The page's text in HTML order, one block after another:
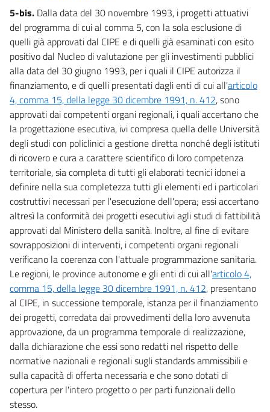
5-bis. Dalla data del 30 novembre 1993, i progetti attuativi
del programma di cui al comma 5, con la sola esclusione di
quelli già approvati dal CIPE e di quelli già esaminati con esito
positivo dal Nucleo di valutazione per gli investimenti pubblici
alla data del 30 giugno 1993, per i quali il CIPE autorizza il
finanziamento, e di quelli presentati dagli enti di cui all'articolo
4, comma 15, della legge 30 dicembre 1991, n. 412, sono
approvati dai competenti organi regionali, i quali accertano che
la progettazione esecutiva, ivi compresa quella delle Università
degli studi con policlinici a gestione diretta nonché degli istituti
di ricovero e cura a carattere scientifico di loro competenza
territoriale, sia completa di tutti gli elaborati tecnici idonei a
definire nella sua completezza tutti gli elementi ed i particolari
costruttivi necessari per l'esecuzione dell'opera; essi accertano
altresì la conformità dei progetti esecutivi agli studi di fattibilità
approvati dal Ministero della sanità. Inoltre, al fine di evitare
sovrapposizioni di interventi, i competenti organi regionali
verificano la coerenza con l'attuale programmazione sanitaria.
Le regioni, le province autonome e gli enti di cui all'articolo 4,
comma 15, della legge 30 dicembre 1991, n. 412, presentano
al CIPE, in successione temporale, istanza per il finanziamento
dei progetti, corredata dai provvedimenti della loro avvenuta
approvazione, da un programma temporale di realizzazione,
dalla dichiarazione che essi sono redatti nel rispetto delle
normative nazionali e regionali sugli standards ammissibili e
sulla capacità di offerta necessaria e che sono dotati di
copertura per l'intero progetto o per parti funzionali dello
stesso.